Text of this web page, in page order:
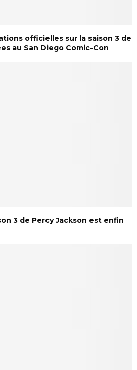
officielles sur la saison 3 de
au San Diego Comic-Con
3 de Percy Jackson est enfin